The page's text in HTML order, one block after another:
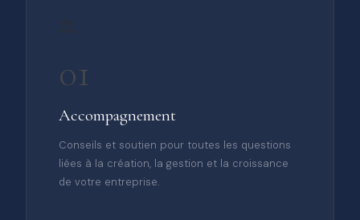
01
Accompagnement
Conseils et soutien pour toutes les questions
liées à la création, la gestion et la croissance
de votre entreprise.